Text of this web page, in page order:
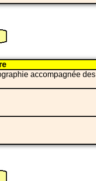
accompagnée des